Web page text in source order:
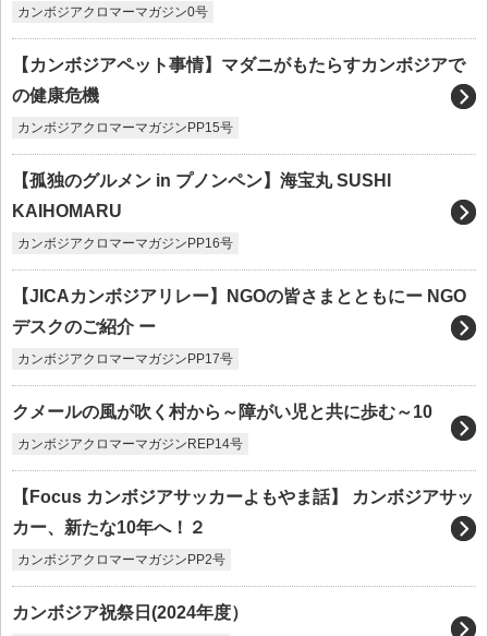
カンボジアクロマーマガジン0号
【カンボジアペット事情】マダニがもたらすカンボジアで
の健康危機
カンボジアクロマーマガジンPP15号
【孤独のグルメン in プノンペン】海宝丸 SUSHI
KAIHOMARU
カンボジアクロマーマガジンPP16号
【JICAカンボジアリレー】NGOの皆さまとともにー NGO
デスクのご紹介 ー
カンボジアクロマーマガジンPP17号
クメールの風が吹く村から～障がい児と共に歩む～10
カンボジアクロマーマガジンREP14号
【Focus カンボジアサッカーよもやま話】 カンボジアサッ
カー、新たな10年へ！２
カンボジアクロマーマガジンPP2号
カンボジア祝祭日(2024年度）